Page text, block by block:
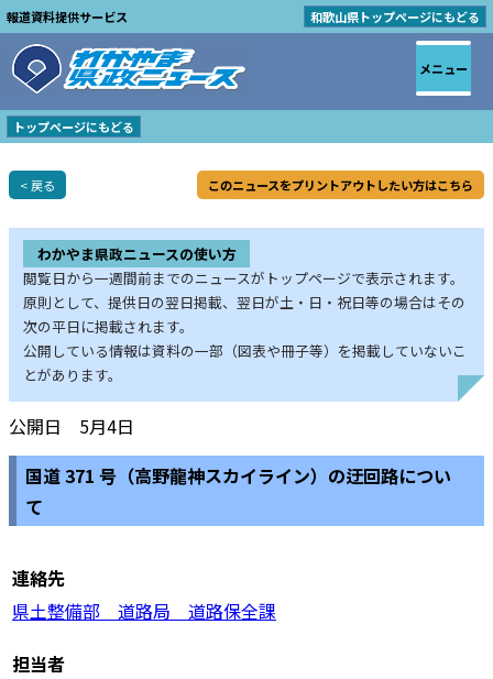
報道資料提供サービス 和歌山県トップページにもどる
トップページにもどる
< 戻る このニュースをプリントアウトしたい方はこちら
わかやま県政ニュースの使い方
閲覧日から一週間前までのニュースがトップページで表示されます。
原則として、提供日の翌日掲載、翌日が土・日・祝日等の場合はその
次の平日に掲載されます。
公開している情報は資料の一部（図表や冊子等）を掲載していないこ
とがあります。
公開日 5月4日
国道 371 号（高野龍神スカイライン）の迂回路につい
て
連絡先
県土整備部 道路局 道路保全課
担当者
メニュー